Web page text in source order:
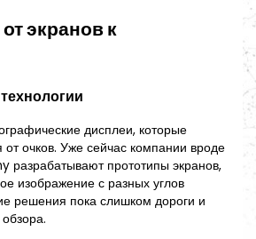
экранов к
дисплеи, которые
от очков. Уже сейчас компании вроде
разрабатывают прототипы экранов,
изображение с разных углов
решения пока слишком дороги и